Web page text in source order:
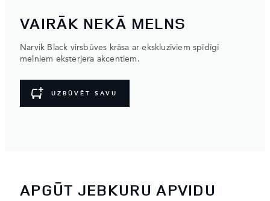
VAIRĀK NEKĀ MELNS
Narvik Black virsbūves krāsa ar ekskluzīviem spīdīgi
melniem eksterjera akcentiem.
UZBŪVĒT SAVU
APGŪT JEBKURU APVIDU